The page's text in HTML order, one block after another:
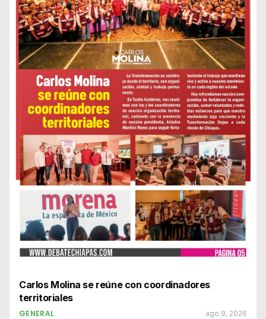
Carlos Molina se reúne con coordinadores
territoriales
GENERAL ago 9, 2026